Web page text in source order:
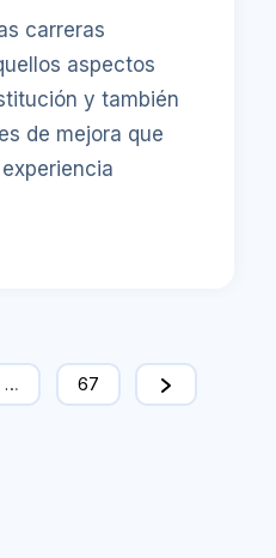
carreras
aspectos
y también
de mejora que
… 67